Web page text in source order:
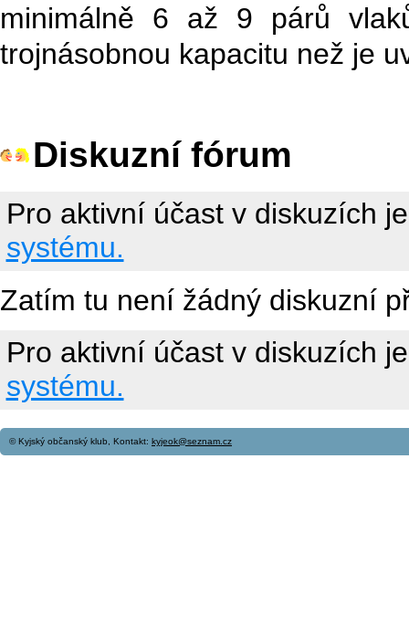
minimálně 6 až 9 párů
trojnásobnou kapacitu než je
Diskuzní fórum
Pro aktivní účast v diskuzích
systému.
Zatím tu není žádný diskuzní
Pro aktivní účast v diskuzích
systému.
© Kyjský občanský klub, Kontakt: kyjeok@seznam.cz